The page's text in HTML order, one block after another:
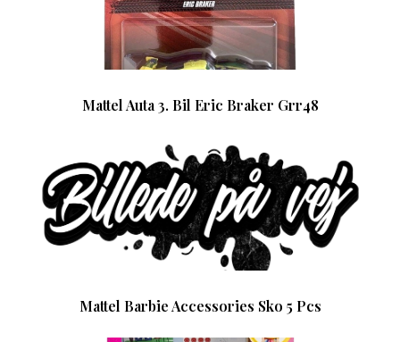
Mattel Auta 3. Bil Eric Braker Grr48
Mattel Barbie Accessories Sko 5 Pcs